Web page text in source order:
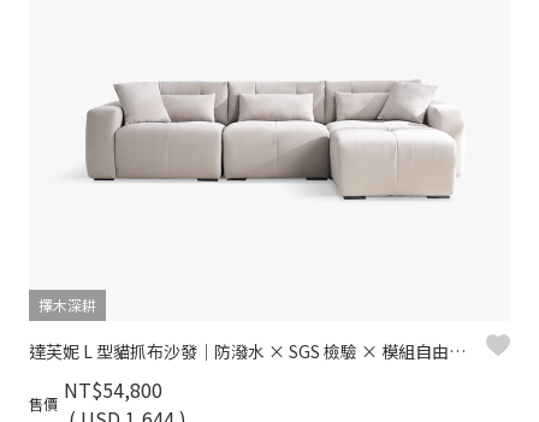
擇木深耕
達芙妮 L 型貓抓布沙發｜防潑水 × SGS 檢驗 × 模組自由組合
售價 NT$54,800